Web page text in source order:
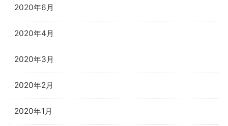
2020年6月
2020年4月
2020年3月
2020年2月
2020年1月